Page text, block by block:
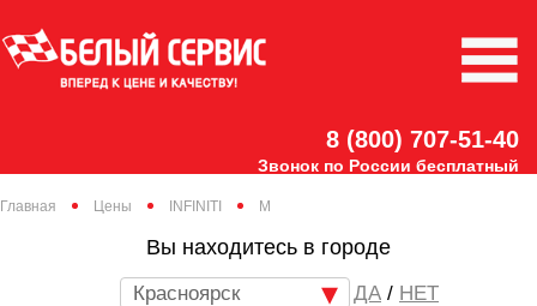
8 (800) 707-51-40
Звонок по России бесплатный
Главная Цены INFINITI M
Вы находитесь в городе
Красноярск / НЕТ